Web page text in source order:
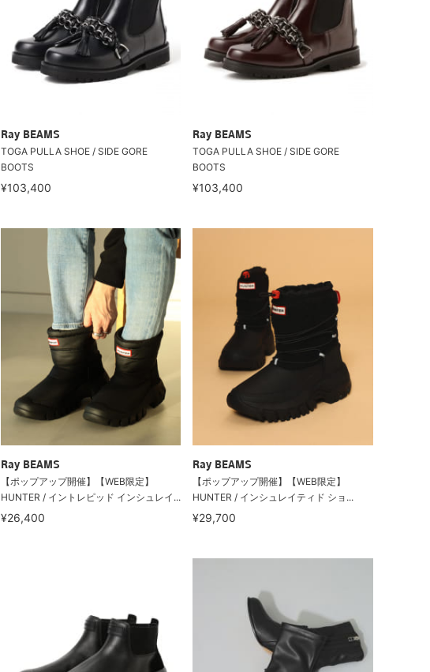
Ray BEAMS
TOGA PULLA SHOE / SIDE GORE
BOOTS
¥103,400
Ray BEAMS
TOGA PULLA SHOE / SIDE GORE
BOOTS
¥103,400
Ray BEAMS
【ポップアップ開催】【WEB限定】
HUNTER / イントレピッド インシュレイ...
¥26,400
Ray BEAMS
【ポップアップ開催】【WEB限定】
HUNTER / インシュレイティド ショ...
¥29,700